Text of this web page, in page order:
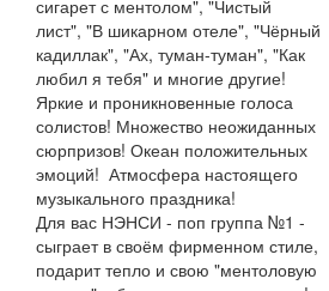
сигарет с ментолом", "Чистый
лист", "В шикарном отеле", "Чёрный
кадиллак", "Ах, туман-туман", "Как
любил я тебя" и многие другие!
Яркие и проникновенные голоса
солистов! Множество неожиданных
сюрпризов! Океан положительных
эмоций! Атмосфера настоящего
музыкального праздника!
Для вас НЭНСИ - поп группа №1 -
сыграет в своём фирменном стиле,
подарит тепло и свою "ментоловую